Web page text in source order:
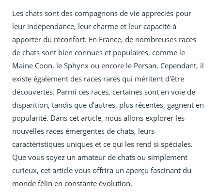
Les chats sont des compagnons de vie appréciés pour
leur indépendance, leur charme et leur capacité à
apporter du réconfort. En France, de nombreuses races
de chats sont bien connues et populaires, comme le
Maine Coon, le Sphynx ou encore le Persan. Cependant, il
existe également des races rares qui méritent d’être
découvertes. Parmi ces races, certaines sont en voie de
disparition, tandis que d’autres, plus récentes, gagnent en
popularité. Dans cet article, nous allons explorer les
nouvelles races émergentes de chats, leurs
caractéristiques uniques et ce qui les rend si spéciales.
Que vous soyez un amateur de chats ou simplement
curieux, cet article vous offrira un aperçu fascinant du
monde félin en constante évolution.